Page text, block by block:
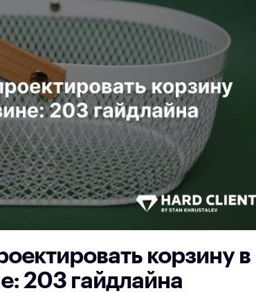
корзину в
203 гайдлайна